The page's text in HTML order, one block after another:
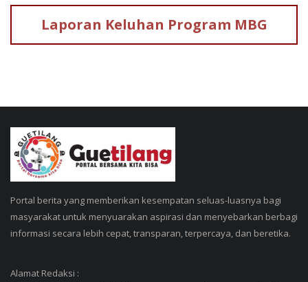
Laporan Keluhan Program MBG
Portal berita yang memberikan kesempatan seluas-luasnya bagi
masyarakat untuk menyuarakan aspirasi dan menyebarkan berbagi
informasi secara lebih cepat, transparan, terpercaya, dan beretika.
Alamat Redaksi :